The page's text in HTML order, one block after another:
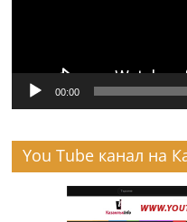
00:00
You Tube канал на